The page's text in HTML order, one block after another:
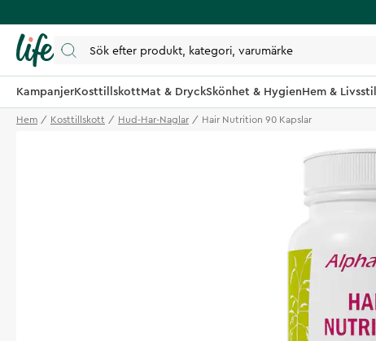
KampanjerKosttillskottMat & DryckSkönhet & HygienHem & Livsstil
Hem Kosttillskott Hud-Har-Naglar Hair Nutrition 90 Kapslar